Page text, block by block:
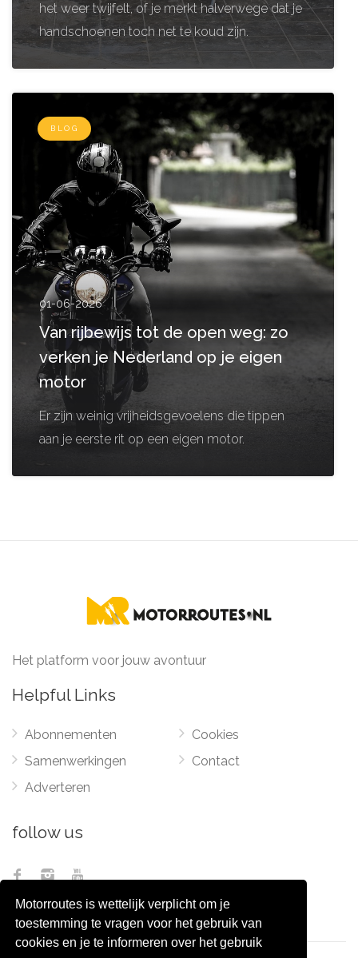
Motorroutes is wettelijk verplicht om je
toestemming te vragen voor het gebruik van
cookies en je te informeren over het gebruik
het weer twijfelt, of je merkt halverwege dat je
handschoenen toch net te koud zijn.
BLOG
01-06-2026
Van rijbewijs tot de open weg: zo
verken je Nederland op je eigen
motor
Er zijn weinig vrijheidsgevoelens die tippen
aan je eerste rit op een eigen motor.
Het platform voor jouw avontuur
Helpful Links
Abonnementen
Samenwerkingen
Adverteren
Cookies
Contact
follow us